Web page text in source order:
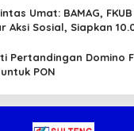
Umat: BAMAG, FKUB
Aksi Sosial, Siapkan
Pertandingan Domino
PON